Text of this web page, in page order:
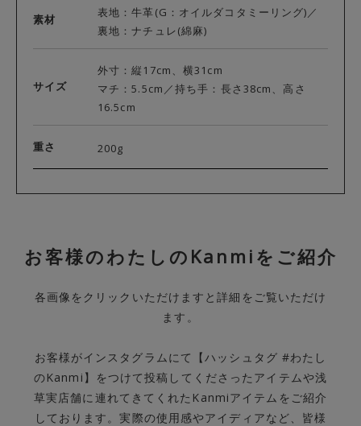
素材
表地：牛革(G：オイルダコタミーリング)／
裏地：ナチュレ(綿麻)
サイズ
外寸：縦17cm、横31cm
マチ：5.5cm／持ち手：長さ38cm、高さ
16.5cm
重さ 200g
お客様のわたしのKanmiをご紹介
各画像をクリックいただけますと詳細をご覧いただけ
ます。
お客様がインスタグラムにて【ハッシュタグ #わたし
のKanmi】をつけて投稿してくださったアイテムや浅
草実店舗に連れてきてくれたKanmiアイテムをご紹介
しております。実際の使用感やアイディアなど、皆様